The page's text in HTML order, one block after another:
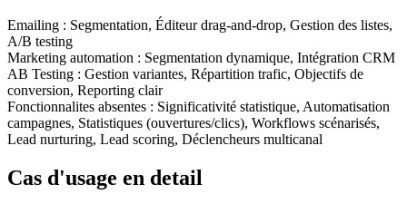
Emailing : Segmentation, Éditeur drag-and-drop, Gestion des listes,
A/B testing
Marketing automation : Segmentation dynamique, Intégration CRM
AB Testing : Gestion variantes, Répartition trafic, Objectifs de
conversion, Reporting clair
Fonctionnalites absentes : Significativité statistique, Automatisation
campagnes, Statistiques (ouvertures/clics), Workflows scénarisés,
Lead nurturing, Lead scoring, Déclencheurs multicanal
Cas d'usage en detail